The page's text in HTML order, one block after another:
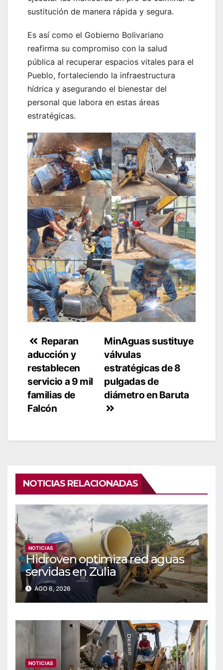
sustitución de manera rápida y segura.
Es así como el Gobierno Bolivariano
reafirma su compromiso con la salud
pública al recuperar espacios vitales para el
Pueblo, fortaleciendo la infraestructura
hídrica y asegurando el bienestar del
personal que labora en estas áreas
estratégicas.
Navegación
de
entradas
MinAguas sustituye
válvulas
estratégicas de 8
pulgadas de
diámetro en Baruta
Reparan
aducción y
restablecen
servicio a 9 mil
familias de
Falcón
NOTICIAS RELACIONADAS
NOTICIAS
Hidroven optimiza red aguas
servidas en Zulia
AGO 6, 2026
NOTICIAS